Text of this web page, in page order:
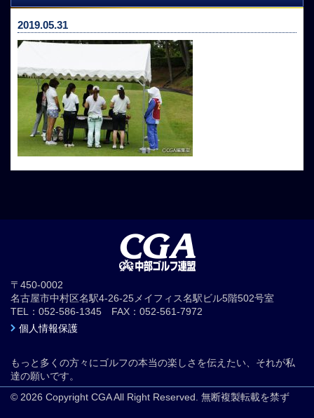
2019.05.31
〒450-0002
名古屋市中村区名駅4-26-25メイフィス名駅ビル5階502号室
TEL：052-586-1345 FAX：052-561-7972
個人情報保護
もっと多くの方々にゴルフの本当の楽しさを伝えたい、それが私
達の願いです。
© 2026 Copyright CGA All Right Reserved. 無断複製転載を禁ず